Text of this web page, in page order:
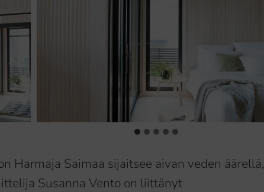
Harmaja Saimaa sijaitsee aivan veden äärellä,
Susanna Vento on liittänyt